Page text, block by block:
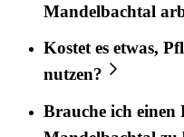
Mandelbachtal
Kostet es etwas,
nutzen?
Brauche ich einen